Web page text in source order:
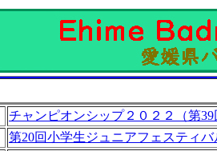
チャンピオンシップ２０２２（第
第20回小学生ジュニアフェスティバ